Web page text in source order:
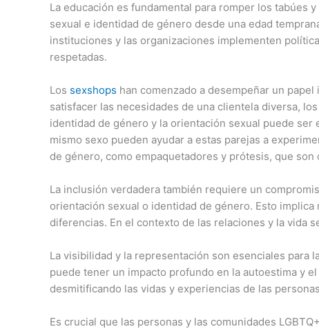
La educación es fundamental para romper los tabúes
sexual e identidad de género desde una edad
instituciones y las organizaciones implementen
respetadas.
Los sexshops han comenzado a desempeñar un
satisfacer las necesidades de una clientela diversa,
identidad de género y la orientación sexual puede ser
mismo sexo pueden ayudar a estas parejas a
de género, como empaquetadores y prótesis, que
La inclusión verdadera también requiere un
orientación sexual o identidad de género. Esto
diferencias. En el contexto de las relaciones y la vida
La visibilidad y la representación son esenciales para
puede tener un impacto profundo en la autoestima y
desmitificando las vidas y experiencias de las
Es crucial que las personas y las comunidades